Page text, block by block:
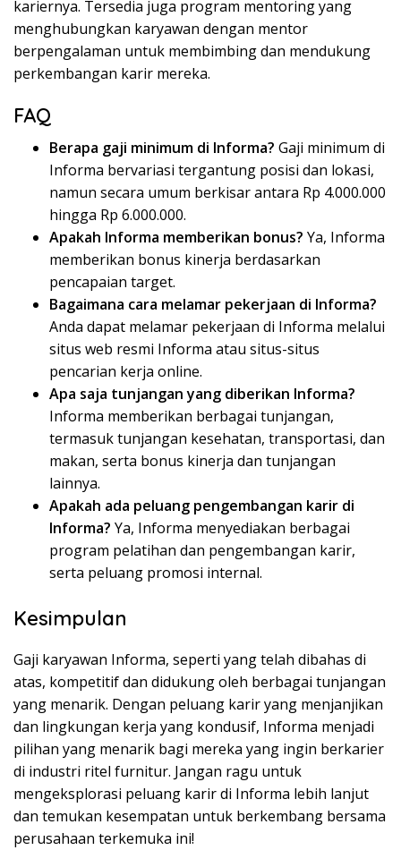
kariernya. Tersedia juga program mentoring yang
menghubungkan karyawan dengan mentor
berpengalaman untuk membimbing dan mendukung
perkembangan karir mereka.
FAQ
Berapa gaji minimum di Informa? Gaji minimum di
Informa bervariasi tergantung posisi dan lokasi,
namun secara umum berkisar antara Rp 4.000.000
hingga Rp 6.000.000.
Apakah Informa memberikan bonus? Ya, Informa
memberikan bonus kinerja berdasarkan
pencapaian target.
Bagaimana cara melamar pekerjaan di Informa?
Anda dapat melamar pekerjaan di Informa melalui
situs web resmi Informa atau situs-situs
pencarian kerja online.
Apa saja tunjangan yang diberikan Informa?
Informa memberikan berbagai tunjangan,
termasuk tunjangan kesehatan, transportasi, dan
makan, serta bonus kinerja dan tunjangan
lainnya.
Apakah ada peluang pengembangan karir di
Informa? Ya, Informa menyediakan berbagai
program pelatihan dan pengembangan karir,
serta peluang promosi internal.
Kesimpulan
Gaji karyawan Informa, seperti yang telah dibahas di
atas, kompetitif dan didukung oleh berbagai tunjangan
yang menarik. Dengan peluang karir yang menjanjikan
dan lingkungan kerja yang kondusif, Informa menjadi
pilihan yang menarik bagi mereka yang ingin berkarier
di industri ritel furnitur. Jangan ragu untuk
mengeksplorasi peluang karir di Informa lebih lanjut
dan temukan kesempatan untuk berkembang bersama
perusahaan terkemuka ini!